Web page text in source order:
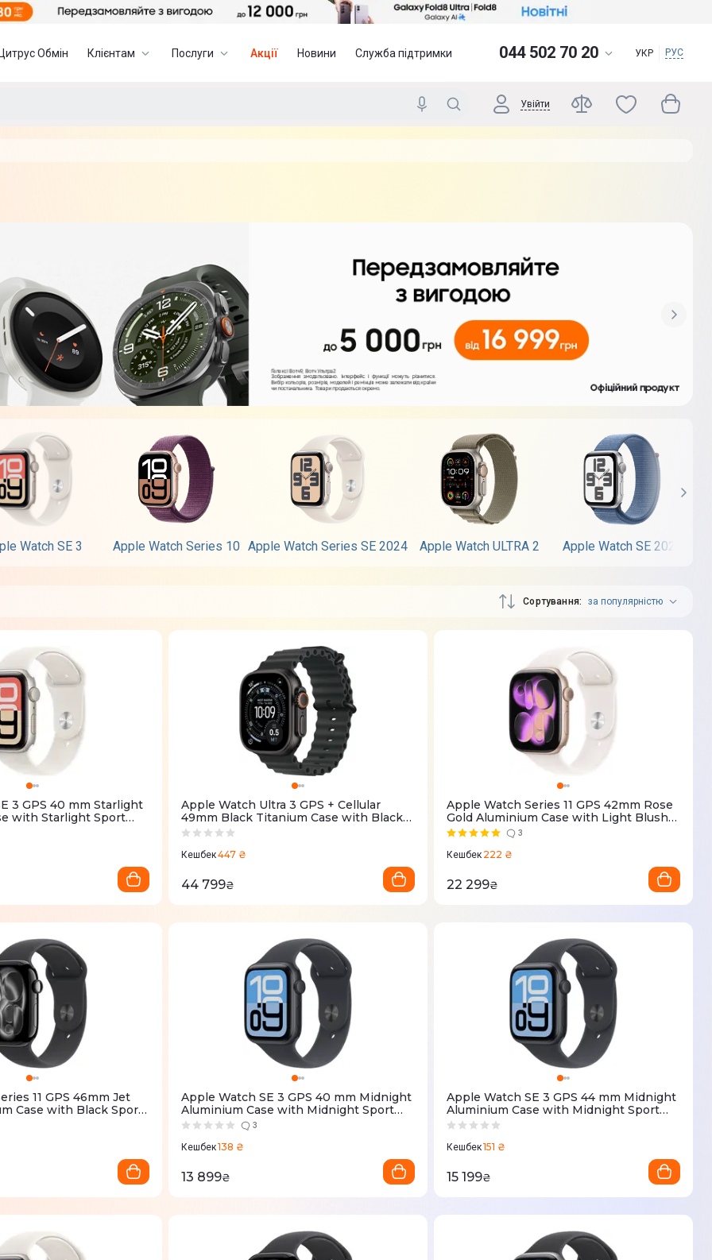
Обмін Клієнтам Послуги Акції Новини Служба підтримки 044 502 70 20 УКР РУС
Увійти
Watch SE 3 Apple Watch Series 10 Apple Watch Series SE 2024 Apple Watch ULTRA 2 Apple Watch SE 2023
Сортування за популярністю
3 GPS 40 mm Starlight
with Starlight Sport
A)
Apple Watch Ultra 3 GPS + Cellular
49mm Black Titanium Case with Black
Ocean Band (MF0J4QP/A)
Кешбек447 ₴
44 799₴
Apple Watch Series 11 GPS 42mm Rose
Gold Aluminium Case with Light Blush
Sport Band - S/M (MEU04RK/A)
3
Кешбек 222 ₴
22 299₴
11 GPS 46mm Jet
Case with Black Sport
A)
Apple Watch SE 3 GPS 40 mm Midnight
Aluminium Case with Midnight Sport
Band - S/M (MEH94RK/A)
3
Кешбек138 ₴
13 899₴
Apple Watch SE 3 GPS 44 mm Midnight
Aluminium Case with Midnight Sport
Кешбек151 ₴
15 199₴